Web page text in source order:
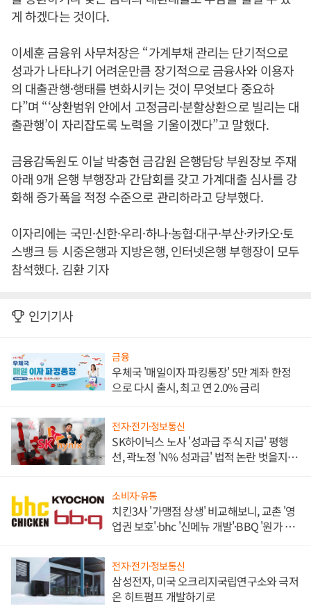
게 하겠다는 것이다.
이세훈 금융위 사무처장은 “가계부채 관리는 단기적으로
성과가 나타나기 어려운만큼 장기적으로 금융사와 이용자
의 대출관행·행태를 변화시키는 것이 무엇보다 중요하
다”며 “‘상환범위 안에서 고정금리·분할상환으로 빌리는 대
출관행’이 자리잡도록 노력을 기울이겠다”고 말했다.
금융감독원도 이날 박충현 금감원 은행담당 부원장보 주재
아래 9개 은행 부행장과 간담회를 갖고 가계대출 심사를 강
화해 증가폭을 적정 수준으로 관리하라고 당부했다.
이자리에는 국민·신한·우리·하나·농협·대구·부산·카카오·토
스뱅크 등 시중은행과 지방은행, 인터넷은행 부행장이 모두
참석했다. 김환 기자
인기기사
금융
우체국 '매일이자 파킹통장' 5만 계좌 한정
으로 다시 출시, 최고 연 2.0% 금리
전자·전기·정보통신
SK하이닉스 노사 '성과급 주식 지급' 평행
선, 곽노정 'N% 성과급' 법적 논란 벗을지 주
소비자·유통
치킨3사 '가맹점 상생' 비교해보니, 교촌 '영
업권 보호'·bhc '신메뉴 개발'·BBQ '원가 부
전자·전기·정보통신
삼성전자, 미국 오크리지국립연구소와 극저
온 히트펌프 개발하기로